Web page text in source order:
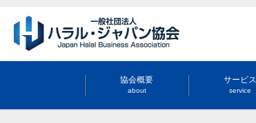
協会概要
about
サービス
service